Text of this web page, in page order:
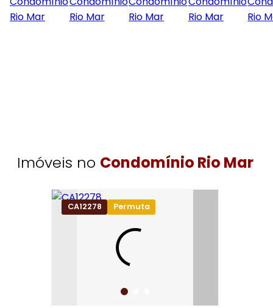
Imóveis no Condomínio Rio Mar
CA12278 Permuta